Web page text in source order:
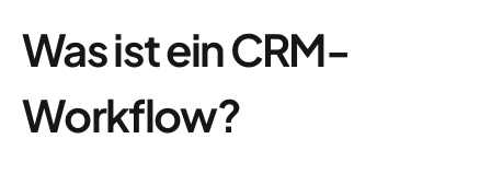
Was ist ein CRM-
Workflow?